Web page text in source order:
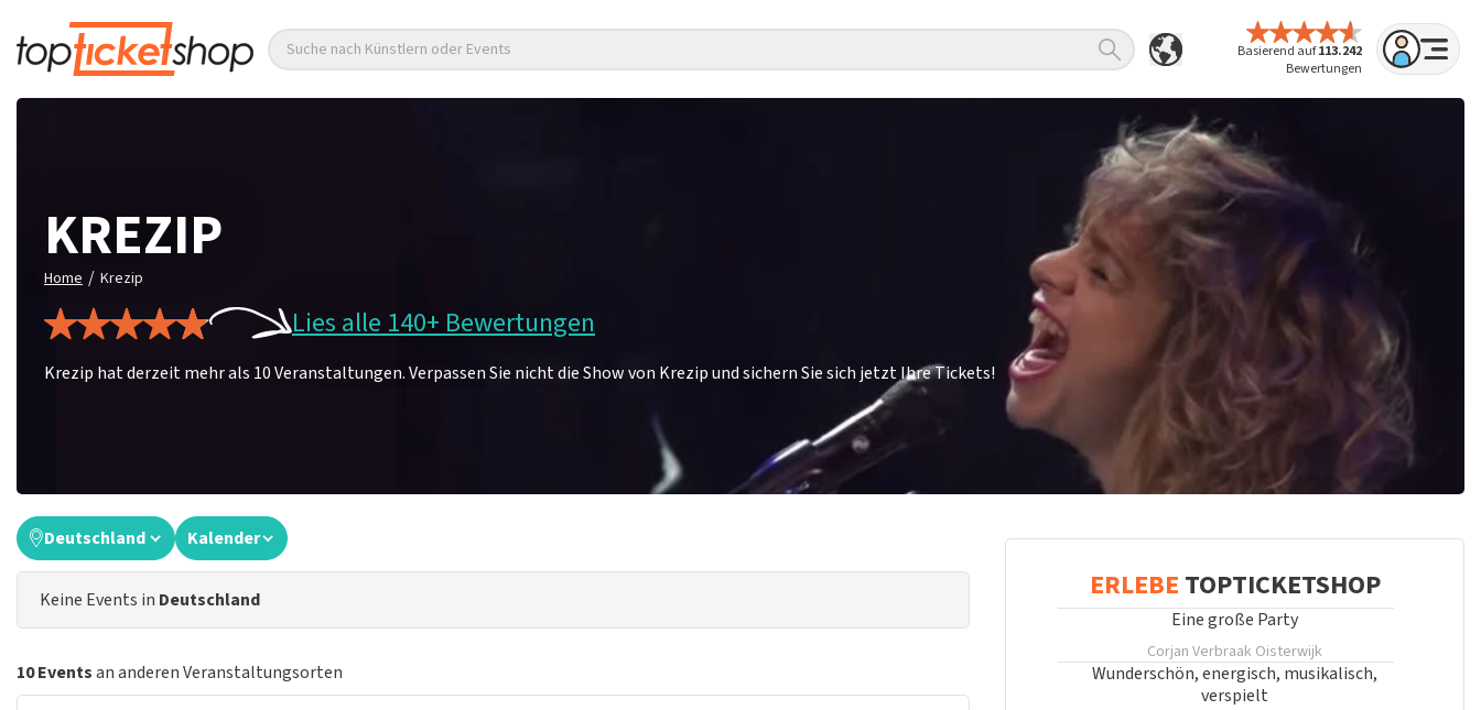
Basierend auf113.242
Bewertungen
Suche nach Künstlern oder Events
KREZIP
Home / Krezip
Lies alle 140+ Bewertungen
Krezip hat derzeit mehr als 10 Veranstaltungen. Verpassen Sie nicht die Show von Krezip und sichern Sie sich jetzt Ihre Tickets!
Deutschland Kalender
Keine Events in Deutschland
10 Eventsan anderen Veranstaltungsorten
ERLEBE TOPTICKETSHOP
Eine große Party
Corjan Verbraak Oisterwijk
Wunderschön, energisch, musikalisch,
verspielt